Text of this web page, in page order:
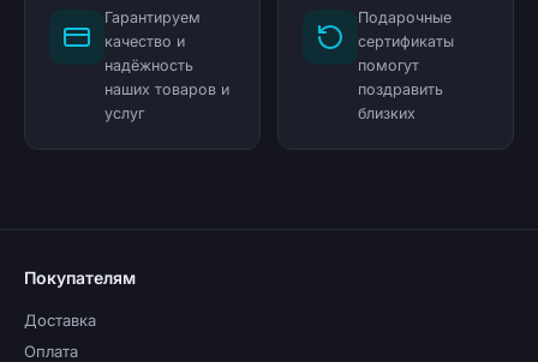
Гарантируем
качество и
надёжность
наших товаров и
услуг
Подарочные
сертификаты
помогут
поздравить
близких
Покупателям
Доставка
Оплата